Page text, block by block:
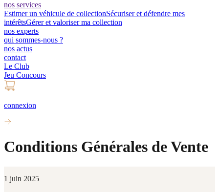
nos services
Estimer un véhicule de collectionSécuriser et défendre mes
intérêtsGérer et valoriser ma collection
nos experts
qui sommes-nous ?
nos actus
contact
Le Club
Jeu Concours
connexion
Conditions Générales de Vente
1 juin 2025